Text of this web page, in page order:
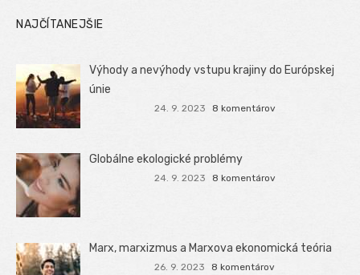
NAJČÍTANEJŠIE
Výhody a nevýhody vstupu krajiny do Európskej
únie
24. 9. 2023 8 komentárov
Globálne ekologické problémy
24. 9. 2023 8 komentárov
Marx, marxizmus a Marxova ekonomická teória
26. 9. 2023 8 komentárov